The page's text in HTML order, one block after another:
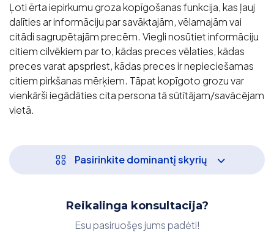
Ļoti ērta iepirkumu groza kopīgošanas funkcija, kas ļauj
dalīties ar informāciju par savāktajām, vēlamajām vai
citādi sagrupētajām precēm. Viegli nosūtiet informāciju
citiem cilvēkiem par to, kādas preces vēlaties, kādas
preces varat apspriest, kādas preces ir nepieciešamas
citiem pirkšanas mērķiem. Tāpat kopīgoto grozu var
vienkārši iegādāties cita persona tā sūtītājam/savācējam
vietā.
Pasirinkite dominantį skyrių
Reikalinga konsultacija?
Esu pasiruošęs jums padėti!